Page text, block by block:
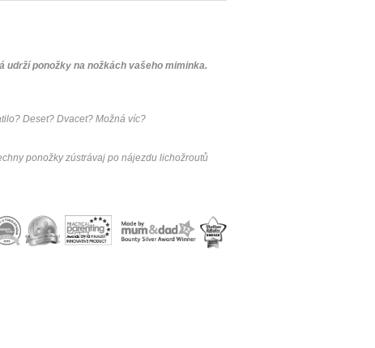
udrží ponožky na nožkách vašeho miminka.
Deset? Dvacet? Možná víc?
ponožky zústrávaj po nájezdu lichožroutů